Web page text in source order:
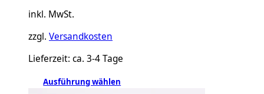
inkl. MwSt.
zzgl. Versandkosten
Lieferzeit: ca. 3-4 Tage
Ausführung wählen